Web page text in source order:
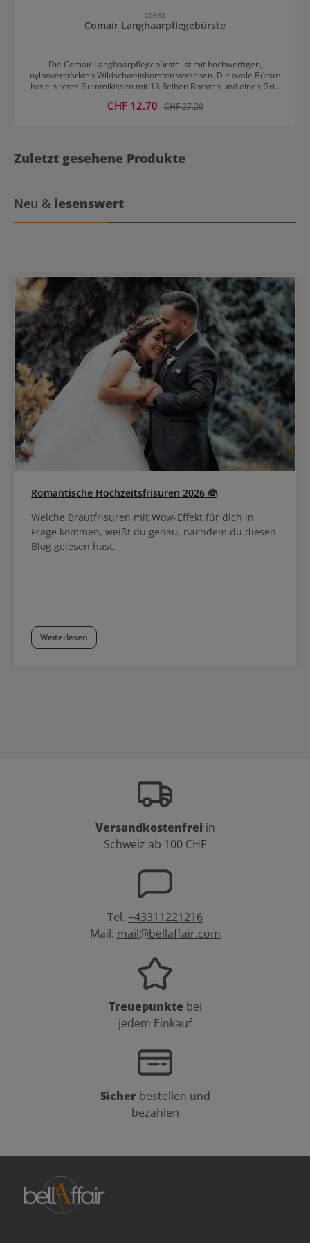
20692
Comair Langhaarpflegebürste
Die Comair Langhaarpflegebürste ist mit hochwertigen,
nylonverstärkten Wildschweinborsten versehen. Die ovale Bürste
hat ein rotes Gummikissen mit 13 Reihen Borsten und einen Griff
Verkaufspreis:
CHF 12.70 Regulärer Preis:
CHF 27.20
Zuletzt gesehene Produkte
Neu & lesenswert
Romantische Hochzeitsfrisuren 2026 👰
Welche Brautfrisuren mit Wow-Effekt für dich in
Frage kommen, weißt du genau, nachdem du diesen
Blog gelesen hast.
Weiterlesen
Versandkostenfrei in
Schweiz ab 100 CHF
Tel. +43311221216
Mail: mail@bellaffair.com
Treuepunkte bei
jedem Einkauf
Sicher bestellen und
bezahlen